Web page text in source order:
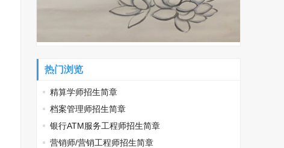
热门浏览
精算学师招生简章
档案管理师招生简章
银行ATM服务工程师招生简章
营销师/营销工程师招生简章